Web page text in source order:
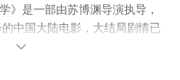
》是一部由苏博渊导演执导，
中国大陆电影，大结局剧情已
观看高清无删减完整版电影大
